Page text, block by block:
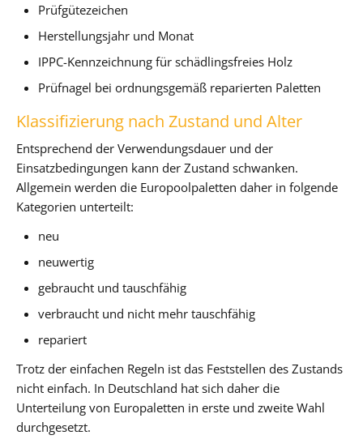
Prüfgütezeichen
Herstellungsjahr und Monat
IPPC-Kennzeichnung für schädlingsfreies Holz
Prüfnagel bei ordnungsgemäß reparierten Paletten
Klassifizierung nach Zustand und Alter
Entsprechend der Verwendungsdauer und der
Einsatzbedingungen kann der Zustand schwanken.
Allgemein werden die Europoolpaletten daher in folgende
Kategorien unterteilt:
neu
neuwertig
gebraucht und tauschfähig
verbraucht und nicht mehr tauschfähig
repariert
Trotz der einfachen Regeln ist das Feststellen des Zustands
nicht einfach. In Deutschland hat sich daher die
Unterteilung von Europaletten in erste und zweite Wahl
durchgesetzt.